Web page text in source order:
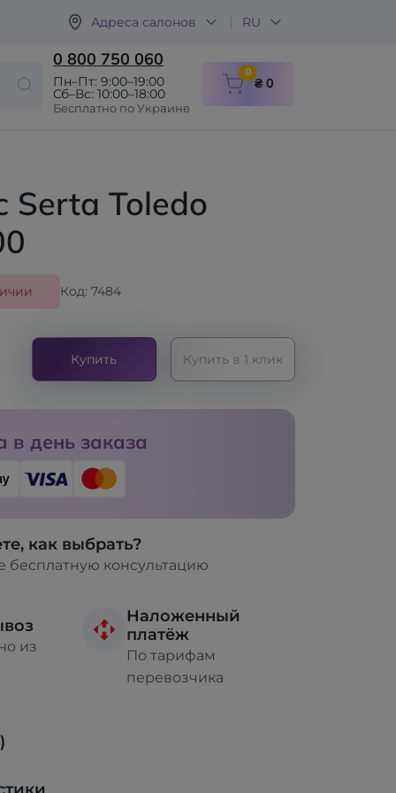
Адреса салонов RU
0 800 750 060
Пн–Пт: 9:00–19:00
Сб–Вс: 10:00–18:00
Бесплатно по Украине
0items in cart
₴ 0
Serta Toledo
Код: 7484
Купить Купить в 1 клик
в день заказа
как выбрать?
бесплатную консультацию
из
Наложенный
платёж
По тарифам
перевозчика